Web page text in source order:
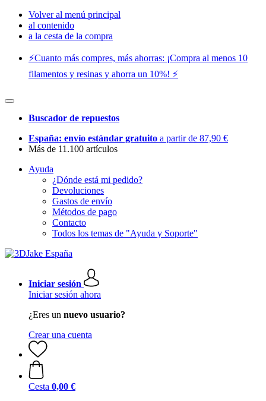
Volver al menú principal
al contenido
a la cesta de la compra
⚡️Cuanto más compres, más ahorras: ¡Compra al menos 10
filamentos y resinas y ahorra un 10%! ⚡️
Buscador de repuestos
España: envío estándar gratuito a partir de 87,90 €
Más de 11.100 artículos
Ayuda
¿Dónde está mi pedido?
Devoluciones
Gastos de envío
Métodos de pago
Contacto
Todos los temas de "Ayuda y Soporte"
Iniciar sesión
Iniciar sesión ahora
¿Eres un nuevo usuario?
Crear una cuenta
Cesta 0,00 €